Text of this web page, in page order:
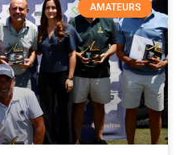
AMATEURS